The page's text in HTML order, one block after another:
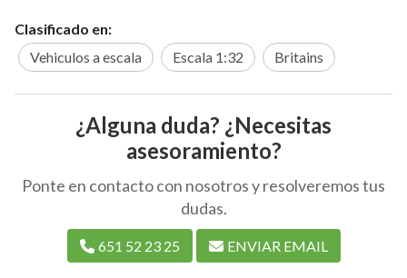
Clasificado en:
Vehiculos a escala
Escala 1:32 Britains
¿Alguna duda? ¿Necesitas
asesoramiento?
Ponte en contacto con nosotros y resolveremos tus
dudas.
651 52 23 25 ENVIAR EMAIL